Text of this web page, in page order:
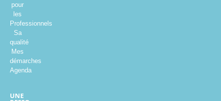
pour
les
Professionnels
Sa
qualité
Mes
démarches
Agenda
UNE